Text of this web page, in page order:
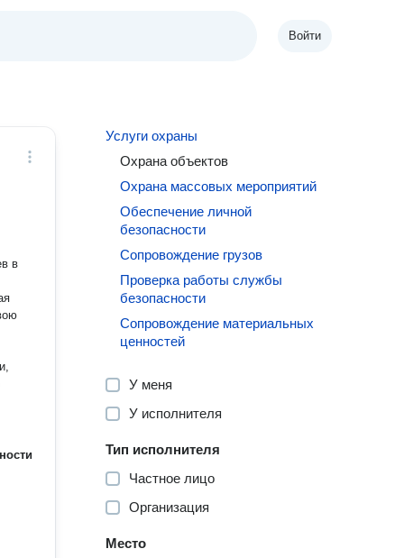
Войти
в
Услуги охраны
Охрана объектов
Охрана массовых мероприятий
Обеспечение личной
безопасности
Сопровождение грузов
Проверка работы службы
безопасности
Сопровождение материальных
ценностей
У меня
У исполнителя
Тип исполнителя
Частное лицо
Организация
Место